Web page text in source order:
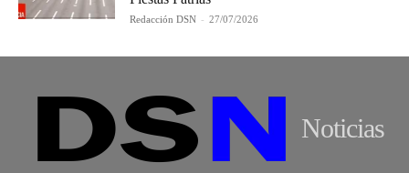
Redacción DSN - 27/07/2026
Noticias